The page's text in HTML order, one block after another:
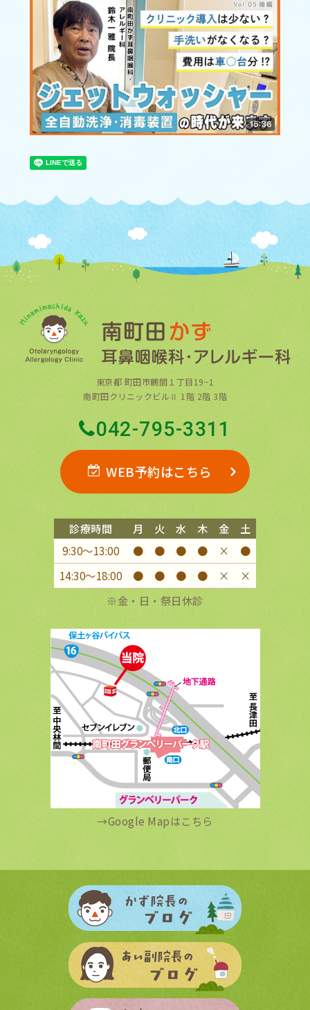
東京都 町田市鶴間１丁目19−1
南町田クリニックビルⅡ 1階 2階 3階
042-795-3311
WEB予約はこちら
診療時間 月 火 水 木 金
土
9:30〜13:00
● ● ● ● ×
●
14:30〜18:00
● ● ● ● ×
×
※金・日・祭日休診
→Google Mapはこちら